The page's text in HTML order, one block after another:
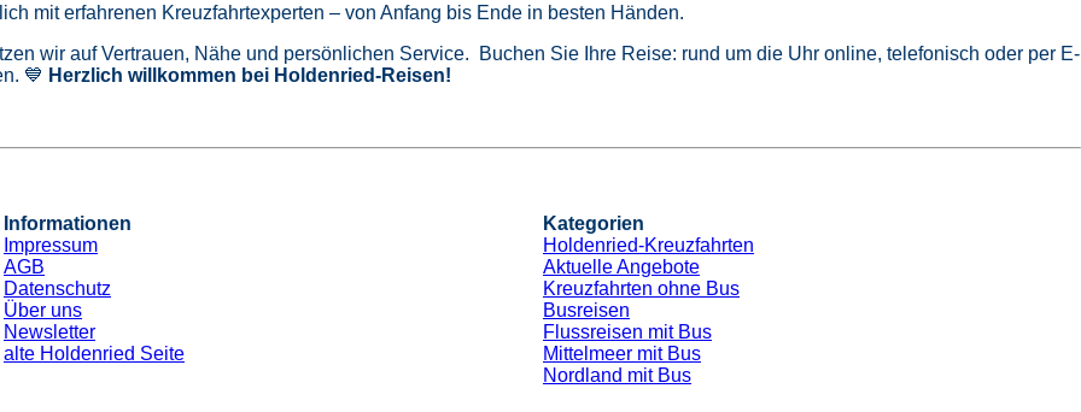
mit erfahrenen Kreuzfahrtexperten – von Anfang bis Ende in besten Händen.
wir auf Vertrauen, Nähe und persönlichen Service. Buchen Sie Ihre Reise: rund um die Uhr online, telefonisch oder per E-
💙 Herzlich willkommen bei Holdenried-Reisen!
Informationen
Impressum
AGB
Datenschutz
Über uns
Newsletter
alte Holdenried Seite
Kategorien
Holdenried-Kreuzfahrten
Aktuelle Angebote
Kreuzfahrten ohne Bus
Busreisen
Flussreisen mit Bus
Mittelmeer mit Bus
Nordland mit Bus